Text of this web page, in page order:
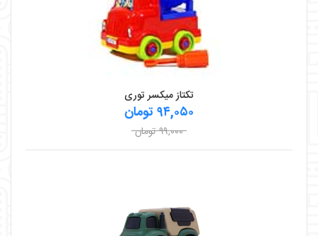
تکتاز میکسر توری
۹۴,۰۵۰ تومان
۹۹,۰۰۰ تومان